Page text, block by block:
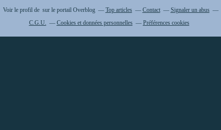
Voir le profil de sur le portail Overblog Top articles Contact
Signaler un abus
C.G.U.
Cookies et données personnelles Préférences cookies